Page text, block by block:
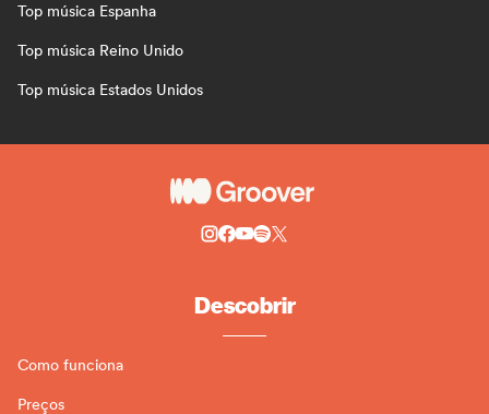
Top música Espanha
Top música Reino Unido
Top música Estados Unidos
Descobrir
Como funciona
Preços